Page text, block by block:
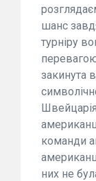
шанс
турніру
закинута
команди
них не